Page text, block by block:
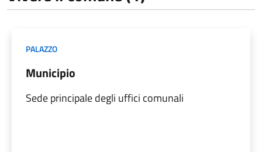
PALAZZO
Municipio
Sede principale degli uffici comunali